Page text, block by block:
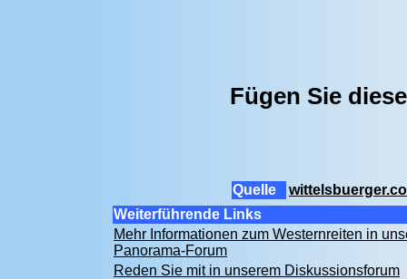
Fügen Sie
Quelle
Weiterführende Links
Mehr Informationen zum Westernreiten in
Panorama-Forum
Reden Sie mit in unserem Diskussionsforum